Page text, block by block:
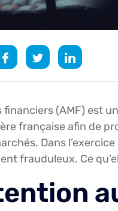
financiers (AMF) est
française afin de
Dans
frauduleux. Ce